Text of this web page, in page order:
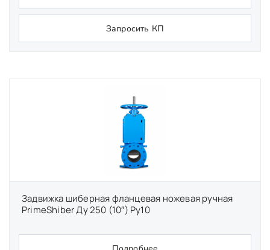
Запросить КП
Задвижка шиберная фланцевая ножевая ручная
PrimeShiber Ду 250 (10″) Ру10